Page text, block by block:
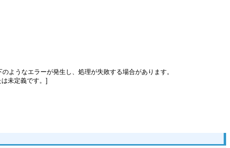
ようなエラーが発生し、処理が失敗する場合があります。
未定義です。]